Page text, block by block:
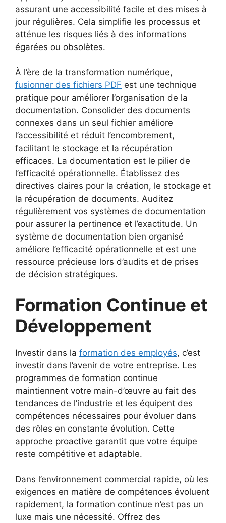
assurant une accessibilité facile et des mises à
jour régulières. Cela simplifie les processus et
atténue les risques liés à des informations
égarées ou obsolètes.
À l’ère de la transformation numérique,
fusionner des fichiers PDF est une technique
pratique pour améliorer l’organisation de la
documentation. Consolider des documents
connexes dans un seul fichier améliore
l’accessibilité et réduit l’encombrement,
facilitant le stockage et la récupération
efficaces. La documentation est le pilier de
l’efficacité opérationnelle. Établissez des
directives claires pour la création, le stockage et
la récupération de documents. Auditez
régulièrement vos systèmes de documentation
pour assurer la pertinence et l’exactitude. Un
système de documentation bien organisé
améliore l’efficacité opérationnelle et est une
ressource précieuse lors d’audits et de prises
de décision stratégiques.
Formation Continue et
Développement
Investir dans la formation des employés, c’est
investir dans l’avenir de votre entreprise. Les
programmes de formation continue
maintiennent votre main-d’œuvre au fait des
tendances de l’industrie et les équipent des
compétences nécessaires pour évoluer dans
des rôles en constante évolution. Cette
approche proactive garantit que votre équipe
reste compétitive et adaptable.
Dans l’environnement commercial rapide, où les
exigences en matière de compétences évoluent
rapidement, la formation continue n’est pas un
luxe mais une nécessité. Offrez des